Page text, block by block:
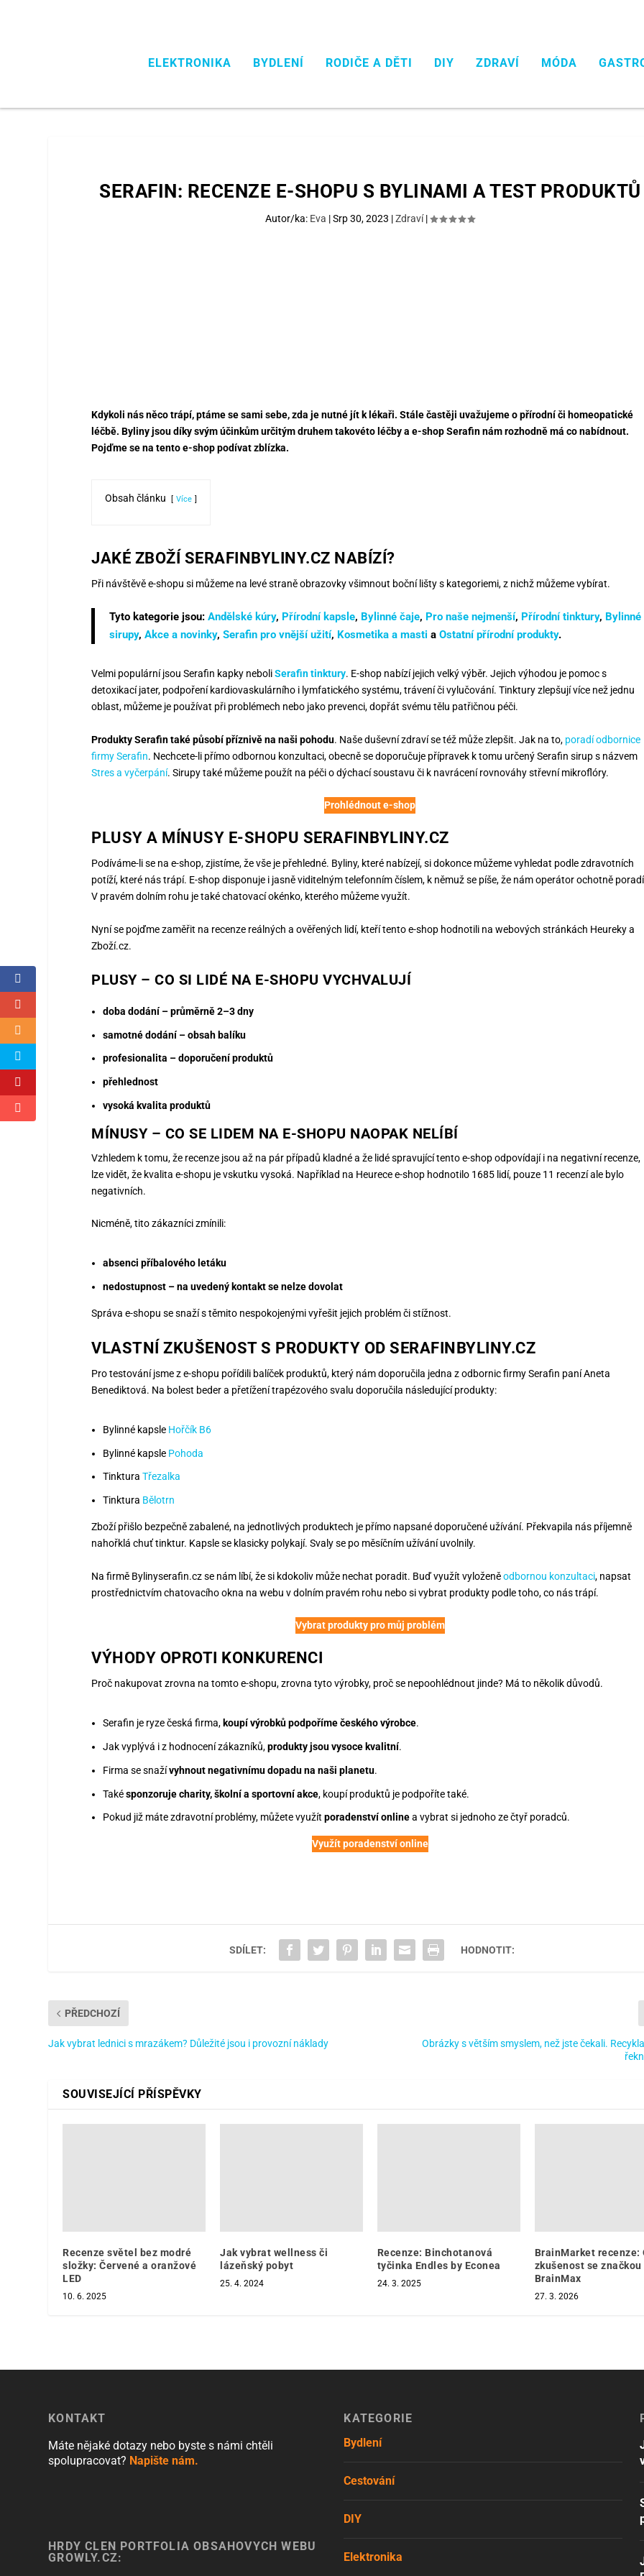
ELEKTRONIKA BYDLENÍ RODIČE A DĚTI DIY ZDRAVÍ MÓDA
SERAFIN: RECENZE E-SHOPU S BYLINAMI A TEST PRODUKTŮ
Autor/ka: Eva |Srp 30, 2023 |Zdraví|
Kdykoli nás něco trápí, ptáme se sami sebe, zda je nutné jít k lékaři. Stále častěji uvažujeme o přírodní či homeopatické
léčbě. Byliny jsou díky svým účinkům určitým druhem takovéto léčby a e-shop Serafin nám rozhodně má co nabídnout.
Pojďme se na tento e-shop podívat zblízka.
Obsah článku Více
JAKÉ ZBOŽÍ SERAFINBYLINY.CZ NABÍZÍ?
Při návštěvě e-shopu si můžeme na levé straně obrazovky všimnout boční lišty s kategoriemi, z nichž můžeme vybírat.
Tyto kategorie jsou:Andělské kúry, Přírodní kapsle, Bylinné čaje, Pro naše nejmenší, Přírodní tinktury, Bylinné
sirupy,Akce a novinky,Serafin pro vnější užití, Kosmetika a masti aOstatní přírodní produkty.
Velmi populární jsou Serafin kapky neboliSerafin tinktury. E-shop nabízí jejich velký výběr. Jejich výhodou je pomoc s
detoxikací jater, podpoření kardiovaskulárního i lymfatického systému, trávení či vylučování. Tinktury zlepšují více než jednu
oblast, můžeme je používat při problémech nebo jako prevenci, dopřát svému tělu patřičnou péči.
Produkty Serafin také působí příznivě na naši pohodu. Naše duševní zdraví se též může zlepšit. Jak na to, poradí odbornice
firmy Serafin. Nechcete-li přímo odbornou konzultaci, obecně se doporučuje přípravek k tomu určený Serafin sirup s názvem
Stres a vyčerpání. Sirupy také můžeme použít na péči o dýchací soustavu či k navrácení rovnováhy střevní mikroflóry.
Prohlédnout e-shop
PLUSY A MÍNUSY E-SHOPU SERAFINBYLINY.CZ
Podíváme-li se na e-shop, zjistíme, že vše je přehledné. Byliny, které nabízejí, si dokonce můžeme vyhledat podle zdravotních
potíží, které nás trápí. E-shop disponuje i jasně viditelným telefonním číslem, k němuž se píše, že nám operátor ochotně
V pravém dolním rohu je také chatovací okénko, kterého můžeme využít.
Nyní se pojďme zaměřit na recenze reálných a ověřených lidí, kteří tento e-shop hodnotili na webových stránkách Heureky a
Zboží.cz.
PLUSY – CO SI LIDÉ NA E-SHOPU VYCHVALUJÍ
doba dodání – průměrně 2–3 dny
samotné dodání – obsah balíku
profesionalita – doporučení produktů
přehlednost
vysoká kvalita produktů
MÍNUSY – CO SE LIDEM NA E-SHOPU NAOPAK NELÍBÍ
Vzhledem k tomu, že recenze jsou až na pár případů kladné a že lidé spravující tento e-shop odpovídají i na negativní recenze,
lze vidět, že kvalita e-shopu je vskutku vysoká. Například na Heurece e-shop hodnotilo 1685 lidí, pouze 11 recenzí ale bylo
negativních.
Nicméně, tito zákazníci zmínili:
absenci příbalového letáku
nedostupnost – na uvedený kontakt se nelze dovolat
Správa e-shopu se snaží s těmito nespokojenými vyřešit jejich problém či stížnost.
VLASTNÍ ZKUŠENOST S PRODUKTY OD SERAFINBYLINY.CZ
Pro testování jsme z e-shopu pořídili balíček produktů, který nám doporučila jedna z odbornic firmy Serafin paní Aneta
Benediktová. Na bolest beder a přetížení trapézového svalu doporučila následující produkty:
Bylinné kapsle Hořčík B6
Bylinné kapsle Pohoda
TinkturaTřezalka
Tinktura Bělotrn
Zboží přišlo bezpečně zabalené, na jednotlivých produktech je přímo napsané doporučené užívání. Překvapila nás příjemně
nahořklá chuť tinktur. Kapsle se klasicky polykají. Svaly se po měsíčním užívání uvolnily.
Na firmě Bylinyserafin.cz se nám líbí, že si kdokoliv může nechat poradit. Buď využít vyloženěodbornou konzultaci, napsat
prostřednictvím chatovacího okna na webu v dolním pravém rohu nebo si vybrat produkty podle toho, co nás trápí.
Vybrat produkty pro můj problém
VÝHODY OPROTI KONKURENCI
Proč nakupovat zrovna na tomto e-shopu, zrovna tyto výrobky, proč se nepoohlédnout jinde? Má to několik důvodů.
Serafin je ryze česká firma, koupí výrobků podpoříme českého výrobce.
Jak vyplývá i z hodnocení zákazníků,produkty jsou vysoce kvalitní.
Firma se snažívyhnout negativnímu dopadu na naši planetu.
Takésponzoruje charity, školní a sportovní akce, koupí produktů je podpoříte také.
Pokud již máte zdravotní problémy, můžete využítporadenství onlinea vybrat si jednoho ze čtyř poradců.
Využít poradenství online
SDÍLET: HODNOTIT:
PŘEDCHOZÍ
Jak vybrat lednici s mrazákem? Důležité jsou i provozní náklady
Obrázky s větším smyslem, než jste čekali.
SOUVISEJÍCÍ PŘÍSPĚVKY
Recenze světel bez modré
složky: Červené a oranžové
LED
10. 6. 2025
Jak vybrat wellness či
lázeňský pobyt
25. 4. 2024
Recenze: Binchotanová
tyčinka Endles by Econea
24. 3. 2025
BrainMarket recenze:
zkušenost se značkou
BrainMax
27. 3. 2026
KONTAKT
Máte nějaké dotazy nebo byste s námi chtěli
spolupracovat? Napište nám.
HRDÝ ČLEN PORTFOLIA OBSAHOVÝCH WEBŮ
GROWLY.CZ:
KATEGORIE
Bydlení
Cestování
DIY
Elektronika